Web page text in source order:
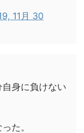
11月 30
自身に負けない
た。